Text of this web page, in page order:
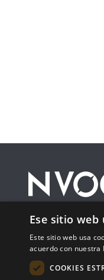
Ese sitio web
Este sitio web usa
acuerdo con nuestra
COOKIES